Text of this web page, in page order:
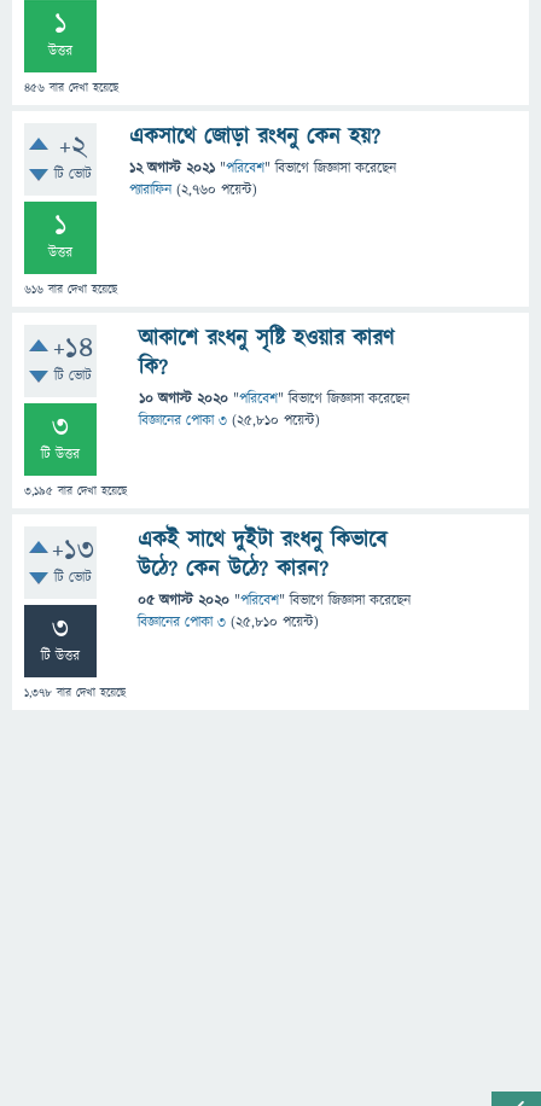
1
উত্তর
456 বার দেখা হয়েছে
+2
টি ভোট
1
উত্তর
616 বার দেখা হয়েছে
একসাথে জোড়া রংধনু কেন হয়?
12 অগাস্ট 2021 "পরিবেশ" বিভাগে জিজ্ঞাসাকরেছেন
প্যারাফিন (2,760 পয়েন্ট)
+14
টি ভোট
3
টি উত্তর
3,195 বার দেখা হয়েছে
আকাশে রংধনু সৃষ্টি হওয়ার কারণ
কি?
10 অগাস্ট 2020 "পরিবেশ" বিভাগে জিজ্ঞাসাকরেছেন
বিজ্ঞানের পোকা ৩ (25,810 পয়েন্ট)
+13
টি ভোট
3
টি উত্তর
1,378 বার দেখা হয়েছে
একই সাথে দুইটা রংধনু কিভাবে
উঠে? কেন উঠে? কারন?
05 অগাস্ট 2020 "পরিবেশ" বিভাগে জিজ্ঞাসাকরেছেন
বিজ্ঞানের পোকা ৩ (25,810 পয়েন্ট)